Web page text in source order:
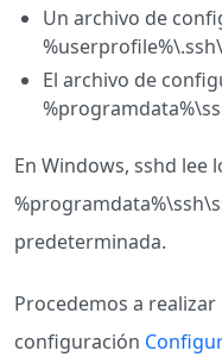
Un archivo de
El archivo de
En Windows, sshd lee
predeterminada.
Procedemos a
configuración